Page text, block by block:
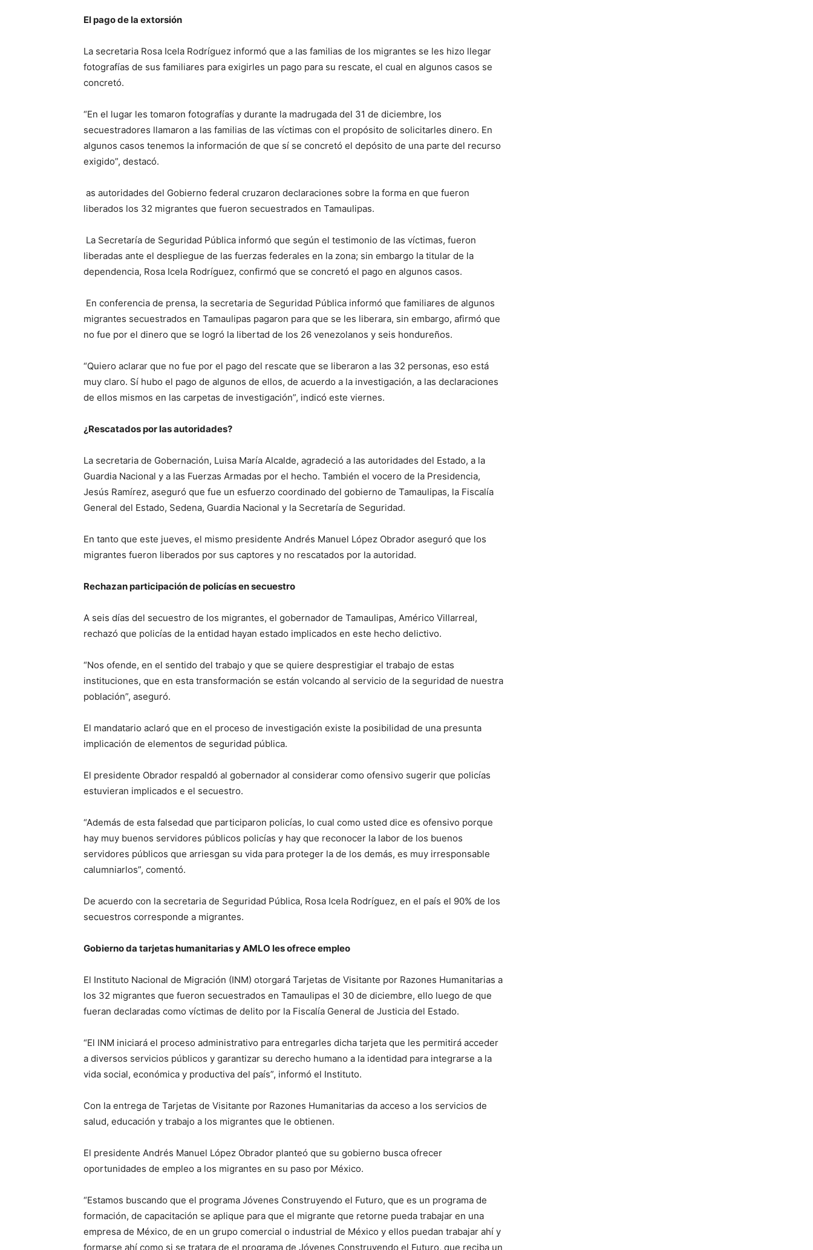
El pago de la extorsión
La secretaria Rosa Icela Rodríguez informó que a las familias de los migrantes se les hizo llegar
fotografías de sus familiares para exigirles un pago para su rescate, el cual en algunos casos se
concretó.
“En el lugar les tomaron fotografías y durante la madrugada del 31 de diciembre, los
secuestradores llamaron a las familias de las víctimas con el propósito de solicitarles dinero. En
algunos casos tenemos la información de que sí se concretó el depósito de una parte del recurso
exigido”, destacó.
as autoridades del Gobierno federal cruzaron declaraciones sobre la forma en que fueron
liberados los 32 migrantes que fueron secuestrados en Tamaulipas.
La Secretaría de Seguridad Pública informó que según el testimonio de las víctimas, fueron
liberadas ante el despliegue de las fuerzas federales en la zona; sin embargo la titular de la
dependencia, Rosa Icela Rodríguez, confirmó que se concretó el pago en algunos casos.
En conferencia de prensa, la secretaria de Seguridad Pública informó que familiares de algunos
migrantes secuestrados en Tamaulipas pagaron para que se les liberara, sin embargo, afirmó que
no fue por el dinero que se logró la libertad de los 26 venezolanos y seis hondureños.
“Quiero aclarar que no fue por el pago del rescate que se liberaron a las 32 personas, eso está
muy claro. Sí hubo el pago de algunos de ellos, de acuerdo a la investigación, a las declaraciones
de ellos mismos en las carpetas de investigación”, indicó este viernes.
¿Rescatados por las autoridades?
La secretaria de Gobernación, Luisa María Alcalde, agradeció a las autoridades del Estado, a la
Guardia Nacional y a las Fuerzas Armadas por el hecho. También el vocero de la Presidencia,
Jesús Ramírez, aseguró que fue un esfuerzo coordinado del gobierno de Tamaulipas, la Fiscalía
General del Estado, Sedena, Guardia Nacional y la Secretaría de Seguridad.
En tanto que este jueves, el mismo presidente Andrés Manuel López Obrador aseguró que los
migrantes fueron liberados por sus captores y no rescatados por la autoridad.
Rechazan participación de policías en secuestro
A seis días del secuestro de los migrantes, el gobernador de Tamaulipas, Américo Villarreal,
rechazó que policías de la entidad hayan estado implicados en este hecho delictivo.
“Nos ofende, en el sentido del trabajo y que se quiere desprestigiar el trabajo de estas
instituciones, que en esta transformación se están volcando al servicio de la seguridad de nuestra
población”, aseguró.
El mandatario aclaró que en el proceso de investigación existe la posibilidad de una presunta
implicación de elementos de seguridad pública.
El presidente Obrador respaldó al gobernador al considerar como ofensivo sugerir que policías
estuvieran implicados e el secuestro.
“Además de esta falsedad que participaron policías, lo cual como usted dice es ofensivo porque
hay muy buenos servidores públicos policías y hay que reconocer la labor de los buenos
servidores públicos que arriesgan su vida para proteger la de los demás, es muy irresponsable
calumniarlos”, comentó.
De acuerdo con la secretaria de Seguridad Pública, Rosa Icela Rodríguez, en el país el 90% de los
secuestros corresponde a migrantes.
Gobierno da tarjetas humanitarias y AMLO les ofrece empleo
El Instituto Nacional de Migración (INM) otorgará Tarjetas de Visitante por Razones Humanitarias a
los 32 migrantes que fueron secuestrados en Tamaulipas el 30 de diciembre, ello luego de que
fueran declaradas como víctimas de delito por la Fiscalía General de Justicia del Estado.
“El INM iniciará el proceso administrativo para entregarles dicha tarjeta que les permitirá acceder
a diversos servicios públicos y garantizar su derecho humano a la identidad para integrarse a la
vida social, económica y productiva del país”, informó el Instituto.
Con la entrega de Tarjetas de Visitante por Razones Humanitarias da acceso a los servicios de
salud, educación y trabajo a los migrantes que le obtienen.
El presidente Andrés Manuel López Obrador planteó que su gobierno busca ofrecer
oportunidades de empleo a los migrantes en su paso por México.
“Estamos buscando que el programa Jóvenes Construyendo el Futuro, que es un programa de
formación, de capacitación se aplique para que el migrante que retorne pueda trabajar en una
empresa de México, de en un grupo comercial o industrial de México y ellos puedan trabajar ahí y
formarse ahí como si se tratara de el programa de Jóvenes Construyendo el Futuro, que reciba un